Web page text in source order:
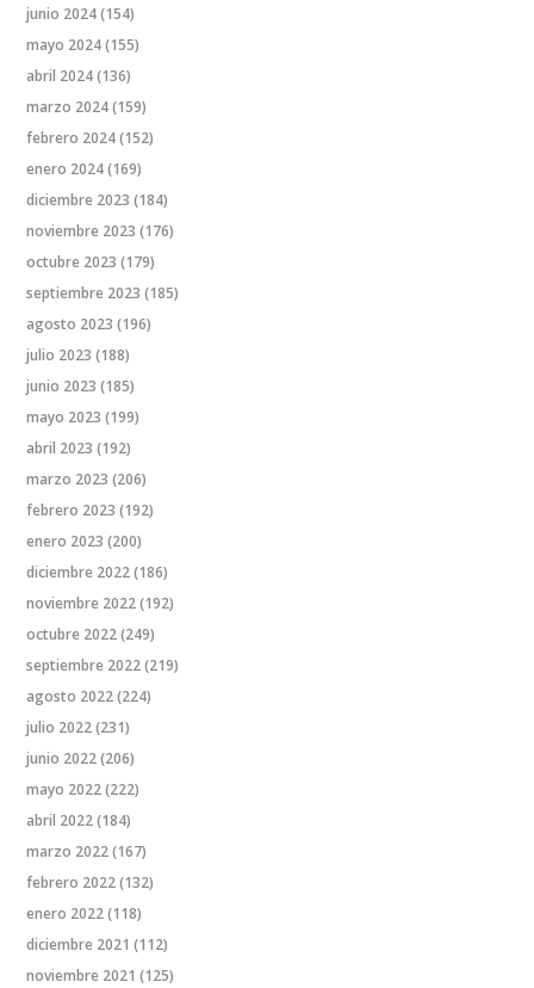
junio 2024(154)
mayo 2024(155)
abril 2024(136)
marzo 2024(159)
febrero 2024(152)
enero 2024(169)
diciembre 2023 (184)
noviembre 2023 (176)
octubre 2023 (179)
septiembre 2023 (185)
agosto 2023 (196)
julio 2023 (188)
junio 2023 (185)
mayo 2023 (199)
abril 2023 (192)
marzo 2023 (206)
febrero 2023 (192)
enero 2023 (200)
diciembre 2022(186)
noviembre 2022(192)
octubre 2022(249)
septiembre 2022(219)
agosto 2022(224)
julio 2022(231)
junio 2022(206)
mayo 2022(222)
abril 2022(184)
marzo 2022(167)
febrero 2022(132)
enero 2022(118)
diciembre 2021 (112)
noviembre 2021 (125)